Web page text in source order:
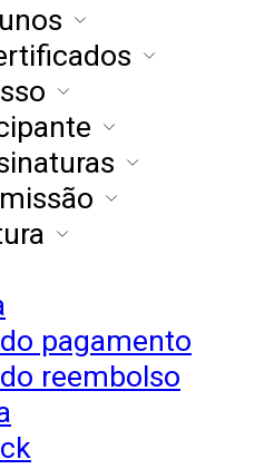
pagamento
reembolso